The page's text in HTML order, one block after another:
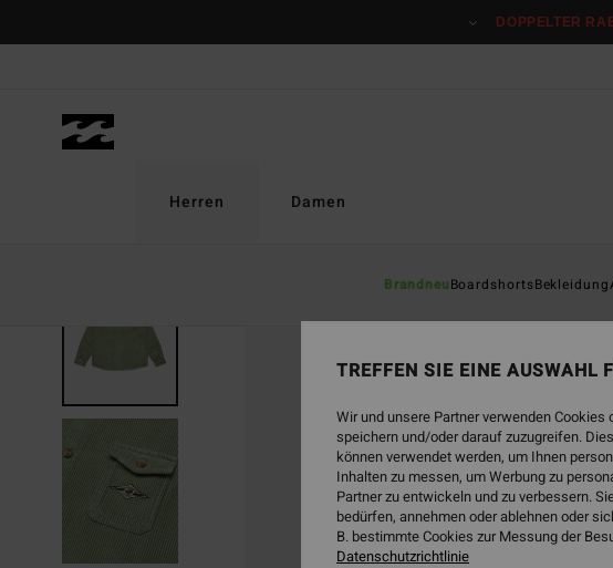
DOPPELTER
Herren
BrandneuBoardshortsBekleidung
Damen
TREFFEN SIE EINE AUSWAHL
Wir und unsere Partner verwenden
speichern und/oder darauf zuzugreifen.
können verwendet werden, um Ihnen
Inhalten zu messen, um Werbung zu
Partner zu entwickeln und zu verbessern.
bedürfen, annehmen oder ablehnen oder
B. bestimmte Cookies zur Messung der
Datenschutzrichtlinie